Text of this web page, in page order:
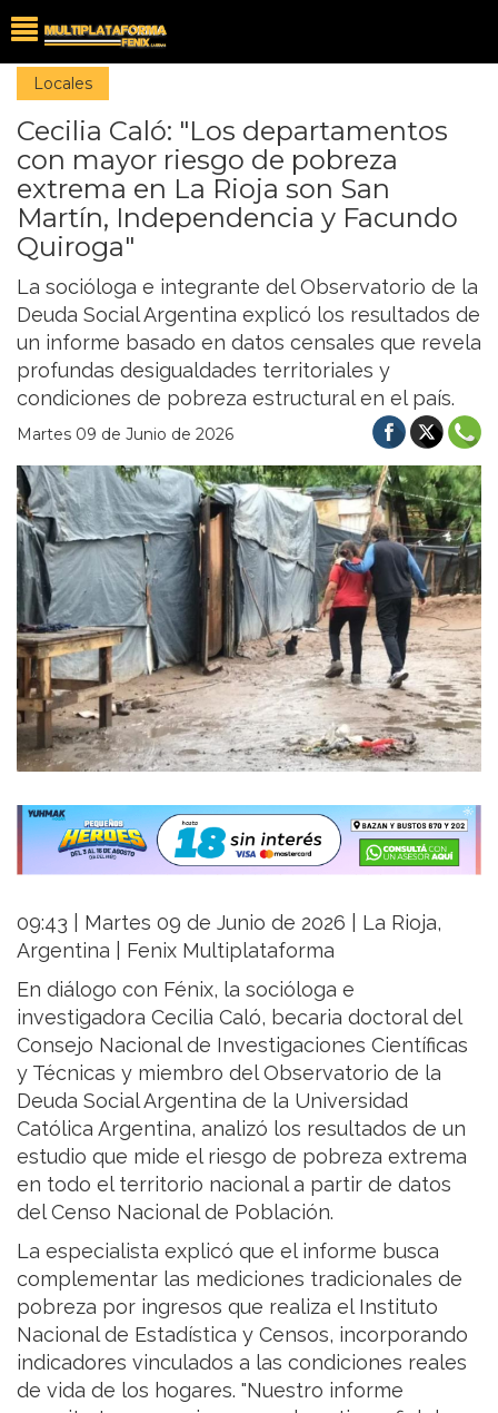
Locales
Cecilia Caló: "Los departamentos
con mayor riesgo de pobreza
extrema en La Rioja son San
Martín, Independencia y Facundo
Quiroga"
La socióloga e integrante del Observatorio de la
Deuda Social Argentina explicó los resultados de
un informe basado en datos censales que revela
profundas desigualdades territoriales y
condiciones de pobreza estructural en el país.
Martes 09 de Junio de 2026
09:43 | Martes 09 de Junio de 2026 | La Rioja,
Argentina | Fenix Multiplataforma
En diálogo con Fénix, la socióloga e
investigadora Cecilia Caló, becaria doctoral del
Consejo Nacional de Investigaciones Científicas
y Técnicas y miembro del Observatorio de la
Deuda Social Argentina de la Universidad
Católica Argentina, analizó los resultados de un
estudio que mide el riesgo de pobreza extrema
en todo el territorio nacional a partir de datos
del Censo Nacional de Población.
La especialista explicó que el informe busca
complementar las mediciones tradicionales de
pobreza por ingresos que realiza el Instituto
Nacional de Estadística y Censos, incorporando
indicadores vinculados a las condiciones reales
de vida de los hogares. "Nuestro informe